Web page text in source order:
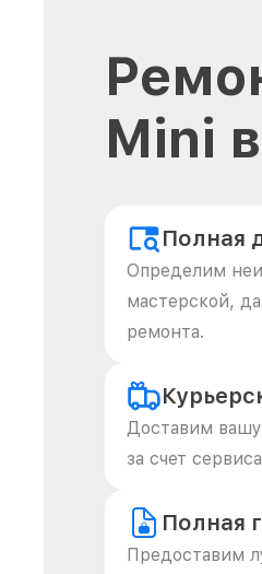
Mini
Полная
Определим
мастерской,
ремонта.
Доставим
за счет
Полная
Предоставим